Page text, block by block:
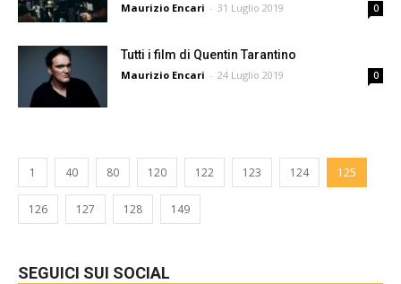
Maurizio Encari - 31 Luglio 2019 0
Tutti i film di Quentin Tarantino
Maurizio Encari - 24 Luglio 2019 0
1 40 80 120 122 123 124 125
126 127 128 149
SEGUICI SUI SOCIAL